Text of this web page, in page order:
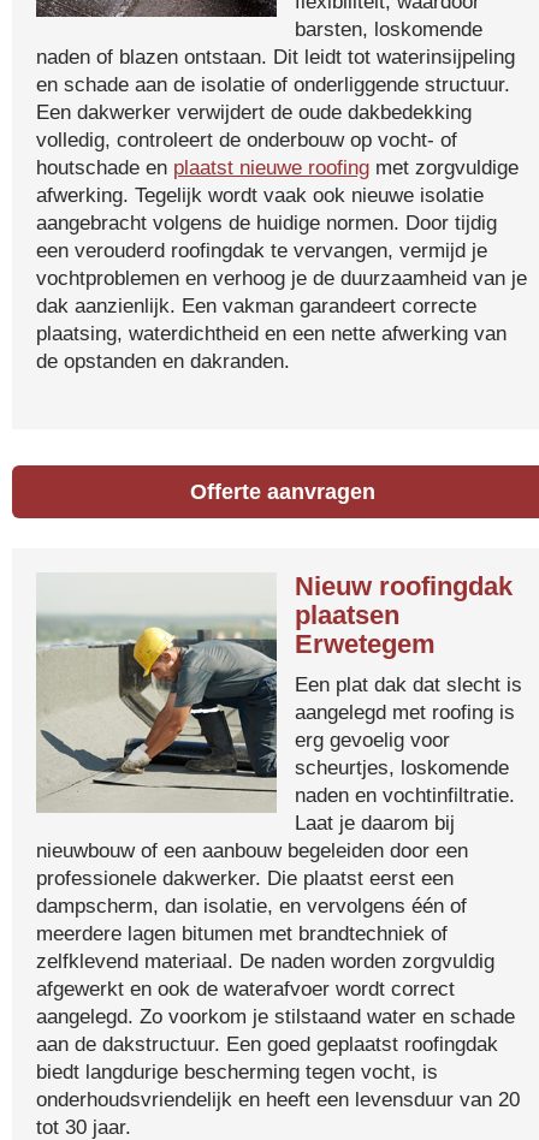
barsten, loskomende
naden of blazen ontstaan. Dit leidt tot waterinsijpeling
en schade aan de isolatie of onderliggende structuur.
Een dakwerker verwijdert de oude dakbedekking
volledig, controleert de onderbouw op vocht- of
houtschade en plaatst nieuwe roofing met zorgvuldige
afwerking. Tegelijk wordt vaak ook nieuwe isolatie
aangebracht volgens de huidige normen. Door tijdig
een verouderd roofingdak te vervangen, vermijd je
vochtproblemen en verhoog je de duurzaamheid van je
dak aanzienlijk. Een vakman garandeert correcte
plaatsing, waterdichtheid en een nette afwerking van
de opstanden en dakranden.
Offerte aanvragen
Nieuw roofingdak
plaatsen
Erwetegem
Een plat dak dat slecht is
aangelegd met roofing is
erg gevoelig voor
scheurtjes, loskomende
naden en vochtinfiltratie.
Laat je daarom bij
nieuwbouw of een aanbouw begeleiden door een
professionele dakwerker. Die plaatst eerst een
dampscherm, dan isolatie, en vervolgens één of
meerdere lagen bitumen met brandtechniek of
zelfklevend materiaal. De naden worden zorgvuldig
afgewerkt en ook de waterafvoer wordt correct
aangelegd. Zo voorkom je stilstaand water en schade
aan de dakstructuur. Een goed geplaatst roofingdak
biedt langdurige bescherming tegen vocht, is
onderhoudsvriendelijk en heeft een levensduur van 20
tot 30 jaar.